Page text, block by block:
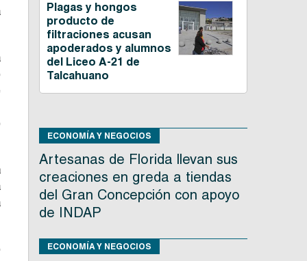
Plagas y hongos
producto de
filtraciones acusan
apoderados y alumnos
del Liceo A-21 de
Talcahuano
ECONOMÍA Y NEGOCIOS
Artesanas de Florida llevan sus
creaciones en greda a tiendas
del Gran Concepción con apoyo
de INDAP
ECONOMÍA Y NEGOCIOS